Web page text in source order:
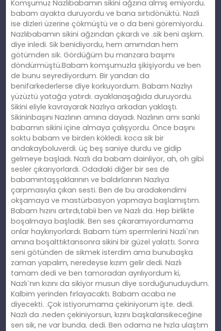
Komşumuz Nazlıbabamın sikini ağzına almış emiyordu.
babam ayakta duruyordu ve bana sırtıdönüktü. Nazli
ise dizleri üzerine çökmüştü ve o da beni göremiyordu.
Nazlıbabamın sikini ağzından çıkardı ve .sik beni aşkım.
diye inledi. Sik benidiyordu, hem amımdan hem
götümden sik. Gördüğüm bu manzara başımı
döndürmüştü.Babam komşumuzla şikişiyordu ve ben
de bunu seyrediyordum. Bir yandan da
benifarkederlerse diye korkuyordum. Babam Nazlıyı
yüzüztü yatağa yatırdı. ayaklarıaşağıda duruyordu.
Sikini eliyle kavrayarak Nazlıya arkadan yaklaştı.
Sikininbaşını Nazlının amına dayadı. Nazlının amı sanki
babamın sikini içine almaya çalışyordu. Önce başını
soktu babam ve birden kökledi. koca sik bir
andakayboluverdi. üç beş saniye durdu ve gidip
gelmeye başladı. Nazlı da babam dainliyor, ah, oh gibi
sesler çıkarıyorlardı. Odadaki diğer bir ses de
babamıntaşşaklarının ve baldırlarının Nazlıya
çarpmasıyla çıkan sesti. Ben de bu aradakendimi
okşamaya ve mastürbasyon yapmaya başlamıştım.
Babam hızını artırdı,tabii ben ve Nazlı da. Hep birlikte
boşalmaya başladık. Ben ses çıkaramıyordumama
onlar haykırıyorlardı. Babam tüm spermlerini Nazlı`nın
amına boşalttıktansonra sikini bir güzel yalattı. Sonra
seni götünden de sikmek isterdim ama bunubaşka
zaman yapalım, neredeyse kızım gelir dedi. Nazlı
tamam dedi ve ben tamoradan ayrılıyordum ki,
Nazlı`nın kızını da sikiyor musun diye sorduğunuduydum.
Kalbim yerinden fırlayacaktı. Babam acaba ne
diyecekti. .Çok istiyorumama çekiniyorum işte. dedi.
Nazlı da .neden çekiniyorsun, kızını başkalarısikeceğine
sen sik, ne var bunda. dedi. Ben odama ne hızla ulaştım